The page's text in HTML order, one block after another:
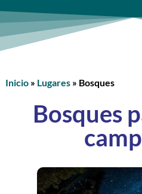
Inicio» Lugares» Bosques
Bosques